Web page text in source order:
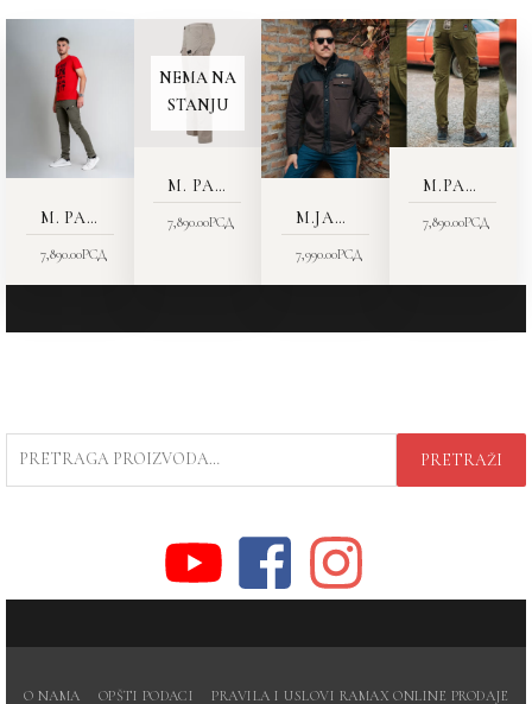
M. PANTALONE 1611-03
7,890.00РСД
NEMA NA
STANJU
M. PANTALONE 1611-03
7,890.00РСД M.JAKNA 5060-01
7,990.00РСД
M.PANTALONE 1611-13
7,890.00РСД
ZA:
PRETRAŽI
O NAMA OPŠTI PODACI PRAVILA I USLOVI RAMAX ONLINE PRODAJE